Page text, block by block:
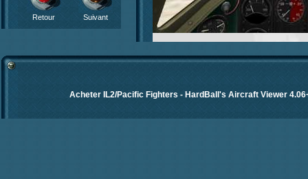
Retour Suivant
Acheter IL2/Pacific Fighters - HardBall's Aircraft Viewer